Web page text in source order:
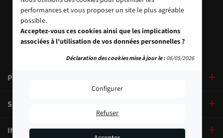
75003 Paris
01 40 29 91 91
PRODUITS
SERVICES
INFORMATIONS
06000 Nice
performances et vous proposer un site le plus agréable
possible.
Acceptez-vous ces cookies ainsi que les implications
associées à l'utilisation de vos données personnelles ?
Configurer
Refuser
Déclaration des cookies mise à jour le :06/05/2026